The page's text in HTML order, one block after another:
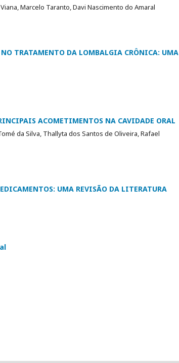
Marcelo Taranto, Davi Nascimento do Amaral
TRATAMENTO DA LOMBALGIA CRÔNICA: UMA
ACOMETIMENTOS NA CAVIDADE ORAL
da Silva, Thallyta dos Santos de Oliveira, Rafael
UMA REVISÃO DA LITERATURA